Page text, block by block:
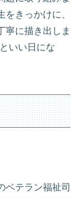
きっかけに、
寧に描き出しま
いい日にな
ベテラン福祉司